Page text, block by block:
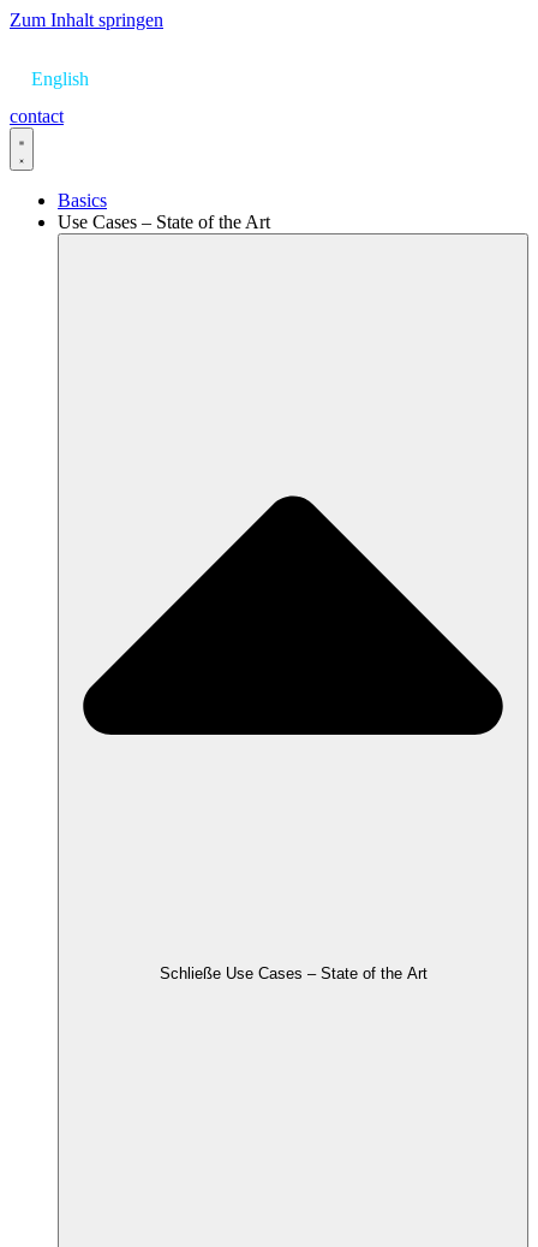
Zum Inhalt springen
English
contact
Basics
Use Cases – State of the Art
Schließe Use Cases – State of the Art